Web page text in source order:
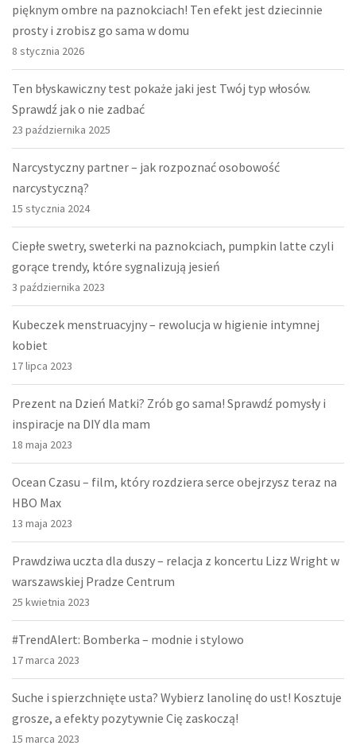
pięknym ombre na paznokciach! Ten efekt jest dziecinnie
prosty i zrobisz go sama w domu
8 stycznia 2026
Ten błyskawiczny test pokaże jaki jest Twój typ włosów.
Sprawdź jak o nie zadbać
23 października 2025
Narcystyczny partner – jak rozpoznać osobowość
narcystyczną?
15 stycznia 2024
Ciepłe swetry, sweterki na paznokciach, pumpkin latte czyli
gorące trendy, które sygnalizują jesień
3 października 2023
Kubeczek menstruacyjny – rewolucja w higienie intymnej
kobiet
17 lipca 2023
Prezent na Dzień Matki? Zrób go sama! Sprawdź pomysły i
inspiracje na DIY dla mam
18 maja 2023
Ocean Czasu – film, który rozdziera serce obejrzysz teraz na
HBO Max
13 maja 2023
Prawdziwa uczta dla duszy – relacja z koncertu Lizz Wright w
warszawskiej Pradze Centrum
25 kwietnia 2023
#TrendAlert: Bomberka – modnie i stylowo
17 marca 2023
Suche i spierzchnięte usta? Wybierz lanolinę do ust! Kosztuje
grosze, a efekty pozytywnie Cię zaskoczą!
15 marca 2023